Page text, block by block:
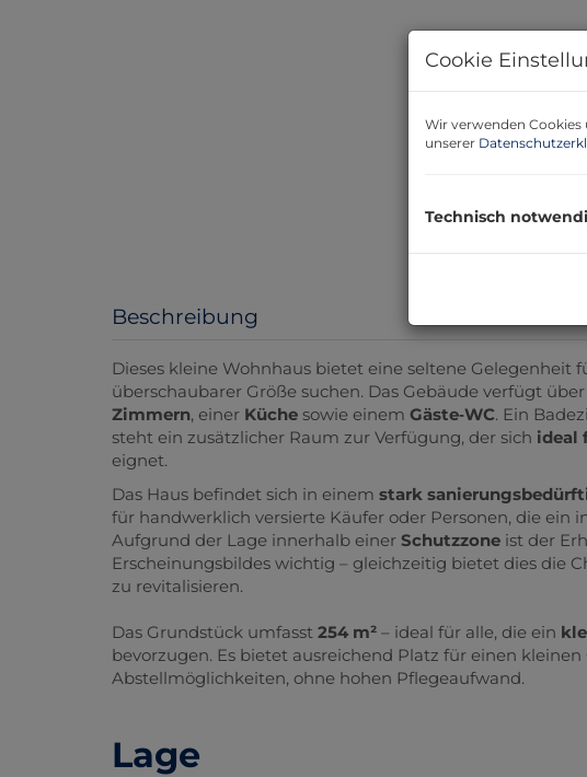
Beschreibung
Dieses kleine Wohnhaus bietet eine seltene Gelegenheit
überschaubarer Größe suchen. Das Gebäude verfügt
Zimmern, einer Küche sowie einem Gäste‑WC. Ein
steht ein zusätzlicher Raum zur Verfügung, der sich ideal
eignet.
Das Haus befindet sich in einem stark
für handwerklich versierte Käufer oder Personen, die ein
Aufgrund der Lage innerhalb einer Schutzzone ist der
Erscheinungsbildes wichtig – gleichzeitig bietet dies die
zu revitalisieren.
Das Grundstück umfasst 254 m² – ideal für alle, die ein
bevorzugen. Es bietet ausreichend Platz für einen kleinen
Abstellmöglichkeiten, ohne hohen Pflegeaufwand.
Lage
Cookie
Wir verwenden
unserer
Technisch